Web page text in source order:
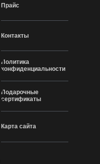
Прайс
Контакты
Политика
конфиденциальности
Подарочные
сертификаты
Карта сайта